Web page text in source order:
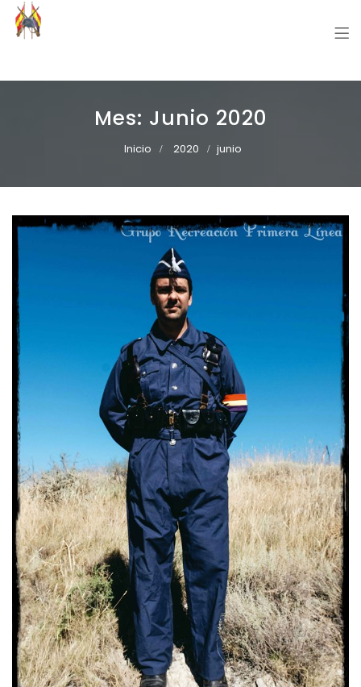
Mes: Junio 2020
Inicio 2020 junio